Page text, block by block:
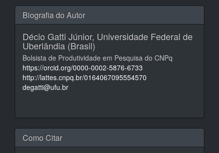
Biografia do Autor
Décio Gatti Júnior, Universidade Federal de
Uberlândia (Brasil)
Bolsista de Produtividade em Pesquisa do CNPq
https://orcid.org/0000-0002-5876-6733
http://lattes.cnpq.br/0164067095554570
degatti@ufu.br
Como Citar